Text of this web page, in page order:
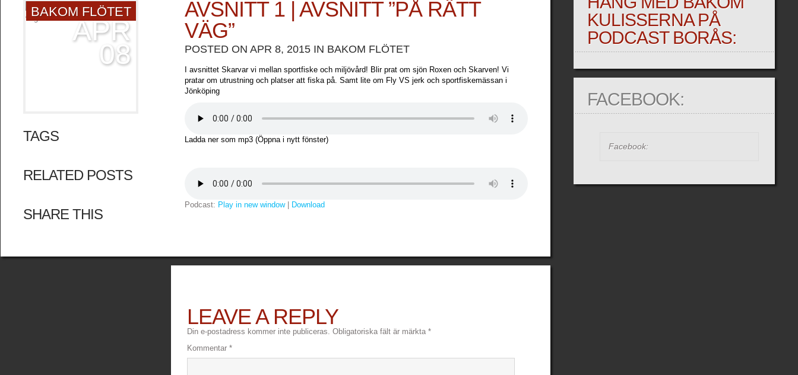
BAKOM FLÖTET
APR
08
TAGS
RELATED POSTS
SHARE THIS
AVSNITT 1 | AVSNITT ”PÅ RÄTT
VÄG”
POSTED ON APR 8, 2015 IN BAKOM FLÖTET
I avsnittet Skarvar vi mellan sportfiske och miljövård! Blir prat om sjön Roxen och Skarven! Vi
pratar om utrustning och platser att fiska på. Samt lite om Fly VS jerk och sportfiskemässan i
Jönköping
Ladda ner som mp3 (Öppna i nytt fönster)
Podcast: Play in new window| Download
LEAVE A REPLY
Din e-postadress kommer inte publiceras. Obligatoriska fält är märkta *
Kommentar *
KULISSERNA PÅ
PODCAST BORÅS:
FACEBOOK:
Facebook: